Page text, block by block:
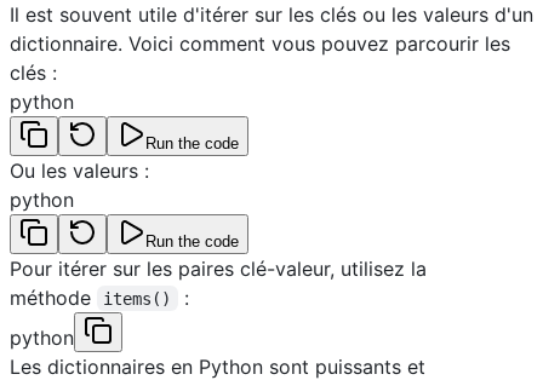
Il est souvent utile d'itérer sur les clés ou les valeurs d'un
dictionnaire. Voici comment vous pouvez parcourir les
clés :
python
Run the code
Ou les valeurs :
python
Run the code
Pour itérer sur les paires clé-valeur, utilisez la
méthode
items()
:
python
Les dictionnaires en Python sont puissants et